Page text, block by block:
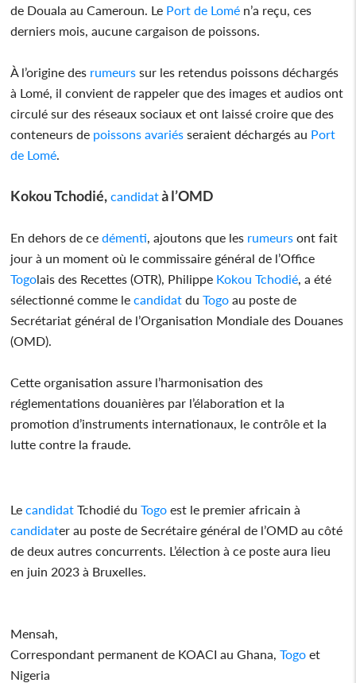
de Douala au Cameroun. Le Port de Lomé n’a reçu, ces
derniers mois, aucune cargaison de poissons.
À l’origine des rumeurs sur les retendus poissons déchargés
à Lomé, il convient de rappeler que des images et audios ont
circulé sur des réseaux sociaux et ont laissé croire que des
conteneurs de poissons avariés seraient déchargés au Port
de Lomé
Kokou Tchodié, candidatà l’OMD
En dehors de ce démenti , ajoutons que les rumeurs ont fait
jour à un moment où le commissaire général de l’Office
Togolais des Recettes (OTR), Philippe Kokou Tchodié , a été
sélectionné comme le candidat duTogo au poste de
Secrétariat général de l’Organisation Mondiale des Douanes
(OMD).
Cette organisation assure l’harmonisation des
réglementations douanières par l’élaboration et la
promotion d’instruments internationaux, le contrôle et la
lutte contre la fraude.
Le candidat Tchodié duTogo est le premier africain à
candidater au poste de Secrétaire général de l’OMD au côté
de deux autres concurrents. L’élection à ce poste aura lieu
en juin 2023 à Bruxelles.
Mensah,
Correspondant permanent de KOACI au Ghana,Togo et
Nigeria